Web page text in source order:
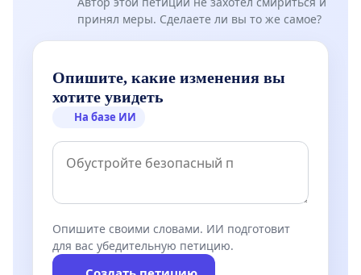
принял меры. Сделаете ли вы то же самое?
Опишите, какие изменения вы
хотите увидеть
На базе ИИ
Опишите своими словами. ИИ подготовит
для вас убедительную петицию.